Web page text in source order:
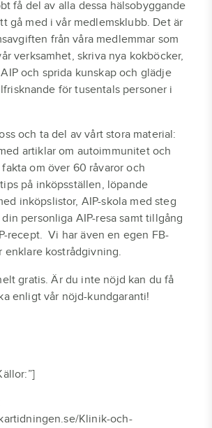
få del av alla dessa hälsobyggande
gå med i vår medlemsklubb. Det är
från våra medlemmar som
verksamhet, skriva nya kokböcker,
och sprida kunskap och glädje
för tusentals personer i
och ta del av vårt stora material:
artiklar om autoimmunitet och
fakta om över 60 råvaror och
på inköpsställen, löpande
inköpslistor, AIP-skola med steg
personliga AIP-resa samt tillgång
recept. Vi har även en egen FB-
enklare kostrådgivning.
gratis. Är du inte nöjd kan du få
enligt vår nöjd-kundgaranti!
Klinik-och-